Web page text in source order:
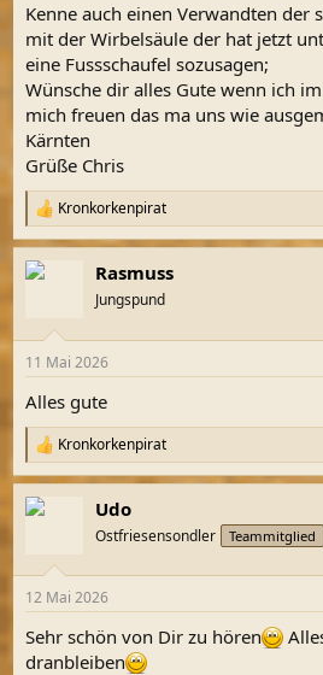
:
Kenne auch einen Verwandten der
mit der Wirbelsäule der hat jetzt
eine Fussschaufel sozusagen;
Wünsche dir alles Gute wenn ich
mich freuen das ma uns wie
Kärnten
Grüße Chris
R
e
a
k
e
:
Kronkorkenpirat
Rasmuss
Jungspund
11 Mai 2026
Alles gute
R
e
a
k
e
:
Kronkorkenpirat
Udo
Ostfriesensondler Teammitglied
12 Mai 2026
Sehr schön von Dir zu hören
dranbleiben